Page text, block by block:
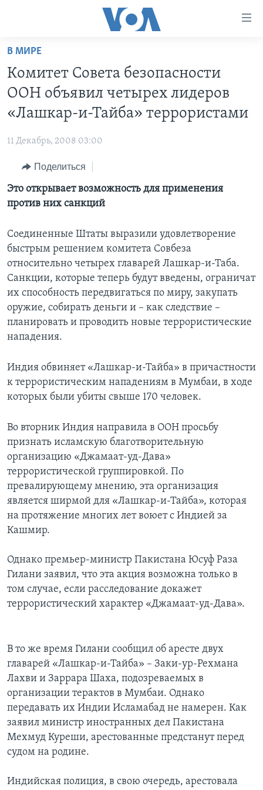
Перейти
основной
контент
Перейти
основной
навигации
Перейти
поиск
ПРОГРАММЫ
АМЕРИКА
ИТОГИ
ПОЧЕМУ ЭТО ВАЖНО?
ДИСКУССИЯ VOA
НЬЮ-ЙОРК NEW YORK
АМЕРИКА. БОЛЬШОЕ ПУТЕШЕСТВИЕ
ПРОЕКТЫ
НАША АМЕРИКАНСКАЯ ИСТОРИЯ
А КАК В АМЕРИКЕ?
АРТЕФАКТЫ
АМЕРИКАНСКИЕ ГОРОДКИ
ТЕСТЫ
ИНТЕРВЬЮ
ФАКТЫ ПРОТИВ ФЕЙКОВ
ЗА СВОБОДУ ПРЕССЫ
УЧИМ АНГЛИЙСКИЙ
ВИДЕО
ПОДПИСКА НА НОВОСТИ
Learning English
СОЦИАЛЬНЫЕ СЕТИ
Языки
В МИРЕ
Комитет Совета безопасности
ООН объявил четырех лидеров
«Лашкар-и-Тайба» террористами
11 Декабрь, 2008 03:00
Поделиться
Это открывает возможность для применения
против них санкций
Соединенные Штаты выразили удовлетворение
быстрым решением комитета Совбеза
относительно четырех главарей Лашкар-и-Таба.
Санкции, которые теперь будут введены, ограничат
их способность передвигаться по миру, закупать
оружие, собирать деньги и – как следствие –
планировать и проводить новые террористические
нападения.
Индия обвиняет «Лашкар-и-Тайба» в причастности
к террористическим нападениям в Мумбаи, в ходе
которых были убиты свыше 170 человек.
Во вторник Индия направила в ООН просьбу
признать исламскую благотворительную
организацию «Джамаат-уд-Дава»
террористической группировкой. По
превалирующему мнению, эта организация
является ширмой для «Лашкар-и-Тайба», которая
на протяжение многих лет воюет с Индией за
Кашмир.
Однако премьер-министр Пакистана Юсуф Раза
Гилани заявил, что эта акция возможна только в
том случае, если расследование докажет
террористический характер «Джамаат-уд-Дава».
В то же время Гилани сообщил об аресте двух
главарей «Лашкар-и-Тайба» – Заки-ур-Рехмана
Лахви и Заррара Шаха, подозреваемых в
организации терактов в Мумбаи. Однако
передавать их Индии Исламабад не намерен. Как
заявил министр иностранных дел Пакистана
Мехмуд Куреши, арестованные предстанут перед
судом на родине.
Индийская полиция, в свою очередь, арестовала